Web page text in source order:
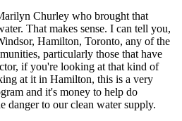
Churley who brought that
That makes sense. I can tell you,
Hamilton, Toronto, any of the
particularly those that have
if you're looking at that kind of
at it in Hamilton, this is a very
and it's money to help do
danger to our clean water supply.